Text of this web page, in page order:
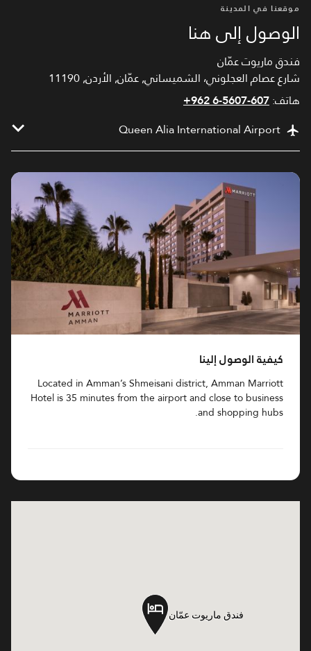
موقعنا في المدينة
الوصول إلى هنا
فندق ماريوت عمّان
شارع عصام العجلوني، الشميساني, عمّان, الأردن, 11190
هاتف:+962 6-5607-607
Queen Alia International Airport
كيفية الوصول إلينا
Located in Amman’s Shmeisani district, Amman Marriott
Hotel is 35 minutes from the airport and close to business
and shopping hubs.
فندق ماريوت عمّان
فندق ماريوت عمّان